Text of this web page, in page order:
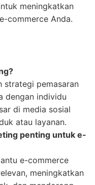
meningkatkan
commerce Anda.
strategi pemasaran
dengan individu
di media sosial
atau layanan.
penting untuk e-
e-commerce
meningkatkan